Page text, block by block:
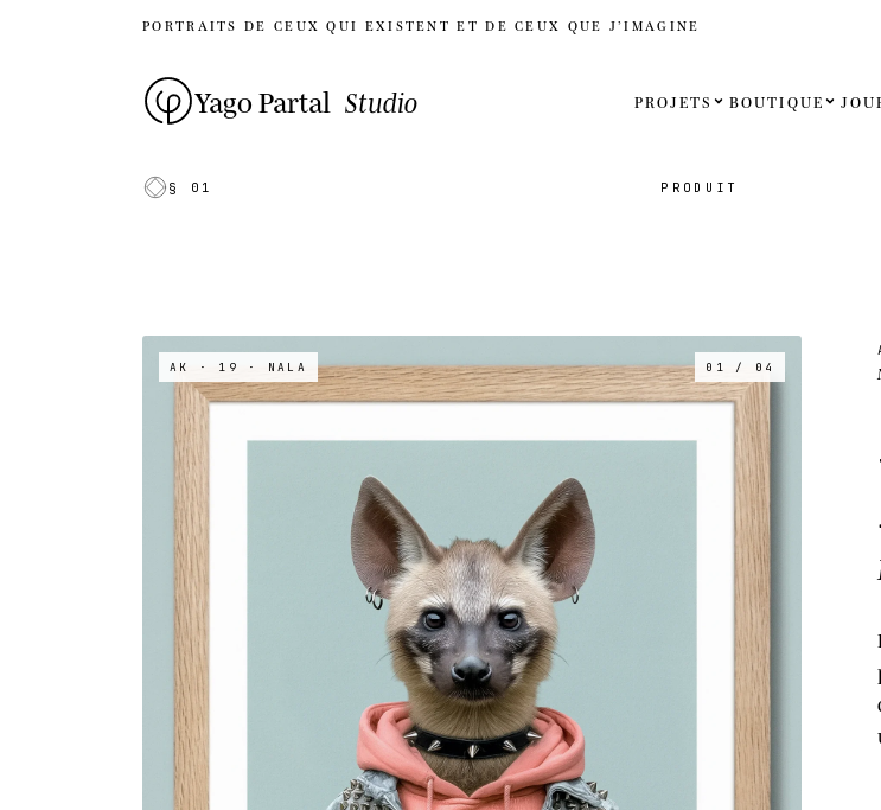
PORTRAITS DE CEUX QUI EXISTENT ET DE CEUX QUE J’IMAGINE
Yago Partal Studio PROJETS BOUTIQUE
§ 01 PRODUIT
AK · 19 · NALA 01 / 04